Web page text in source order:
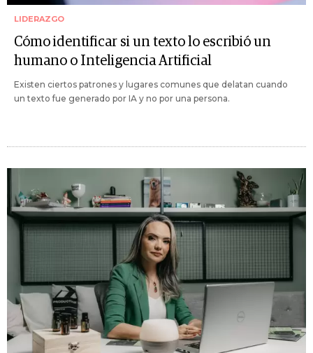
LIDERAZGO
Cómo identificar si un texto lo escribió un
humano o Inteligencia Artificial
Existen ciertos patrones y lugares comunes que delatan cuando
un texto fue generado por IA y no por una persona.